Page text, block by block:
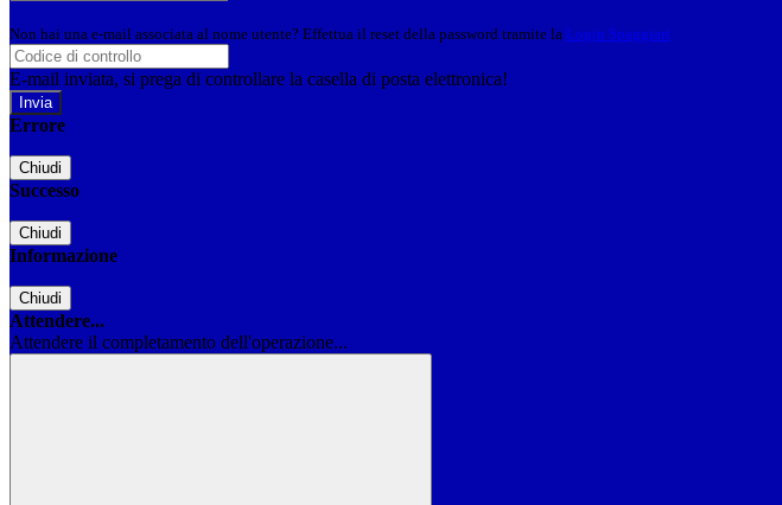
Non hai una e-mail associata al nome utente? Effettua il reset della password tramite la Login Spaggiari
E-mail inviata, si prega di controllare la casella di posta elettronica!
Errore
Chiudi
Successo
Chiudi
Informazione
Chiudi
Attendere...
Attendere il completamento dell'operazione...